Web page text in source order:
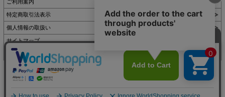
ご利用案内
特定商取引法表示
個人情報の取扱い
サイトマップ
お問い合わせ
表示：スマートフォン｜